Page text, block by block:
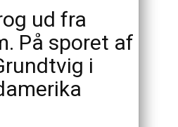
ud fra
På sporet af
i